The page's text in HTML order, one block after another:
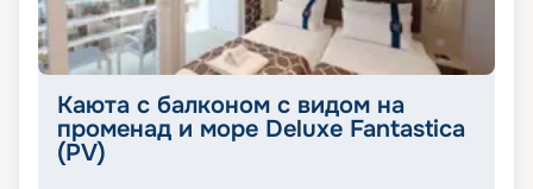
Каюта с балконом с видом на
променад и море Deluxe Fantastica
(PV)